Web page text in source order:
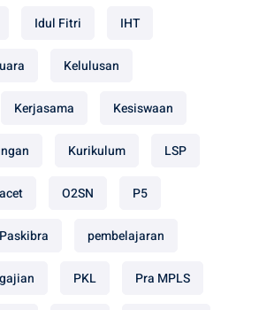
Idul Fitri IHT
Kelulusan
Kerjasama Kesiswaan
Kurikulum LSP
O2SN P5
Paskibra pembelajaran
PKL Pra MPLS